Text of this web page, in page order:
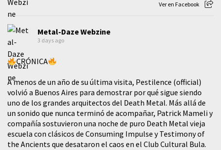
Ver en Facebook
Metal-Daze Webzine
3 days ago
CRÓNICA
A menos de un año de su última visita, Pestilence (official)
volvió a Buenos Aires para demostrar por qué sigue siendo
uno de los grandes arquitectos del Death Metal. Más allá de
un sonido que nunca terminó de acompañar, Patrick Mameli y
compañía sostuvieron una noche de puro Death Metal vieja
escuela con clásicos de Consuming Impulse y Testimony of
the Ancients que desataron el caos en el Club Cultural Bula.